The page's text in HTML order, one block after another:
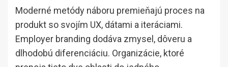
Moderné metódy náboru premieňajú proces na
produkt so svojím UX, dátami a iteráciami.
Employer branding dodáva zmysel, dôveru a
dlhodobú diferenciáciu. Organizácie, ktoré